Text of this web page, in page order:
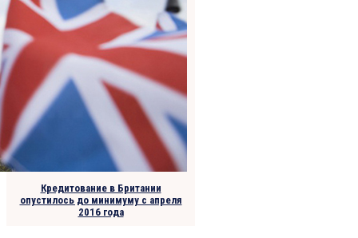
Кредитование в Британии
опустилось до минимуму с апреля
2016 года